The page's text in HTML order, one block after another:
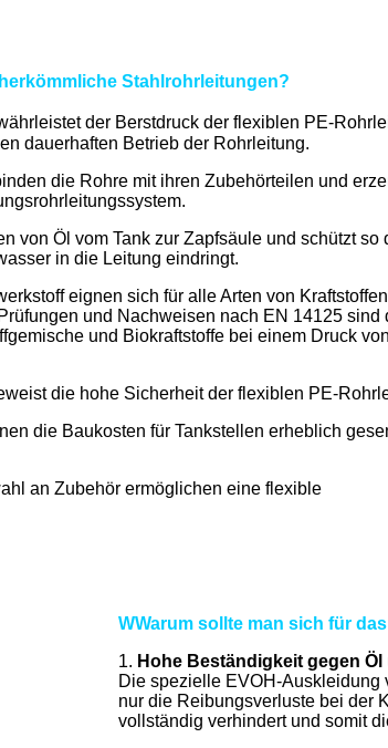
Stahlrohrleitungen?
der Berstdruck der flexiblen PE-
dauerhaften Betrieb der Rohrleitung.
die Rohre mit ihren Zubehörteilen und
von Öl vom Tank zur Zapfsäule und schützt so
in die Leitung eindringt.
eignen sich für alle Arten von
und Nachweisen nach EN 14125 sind
und Biokraftstoffe bei einem Druck
die hohe Sicherheit der flexiblen PE-
die Baukosten für Tankstellen erheblich
an Zubehör ermöglichen eine flexible
WWarum sollte man sich für
1. Hohe Beständigkeit gegen
Die spezielle EVOH-Auskleidung
nur die Reibungsverluste bei der
vollständig verhindert und somit